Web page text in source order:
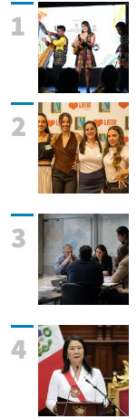
1
2
3
4